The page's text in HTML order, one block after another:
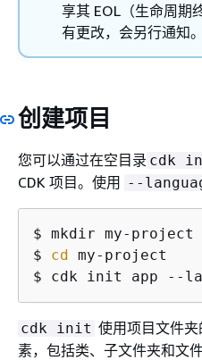
享其 EOL（生命周期
有更改，会另行通知。
创建项目
您可以通过在空目录 cdk
CDK 项目。使用
--
$ mkdir my-project
$ cd my-project
$ cdk init app --
cdk init 使用项目文件
素，包括类、子文件夹和文